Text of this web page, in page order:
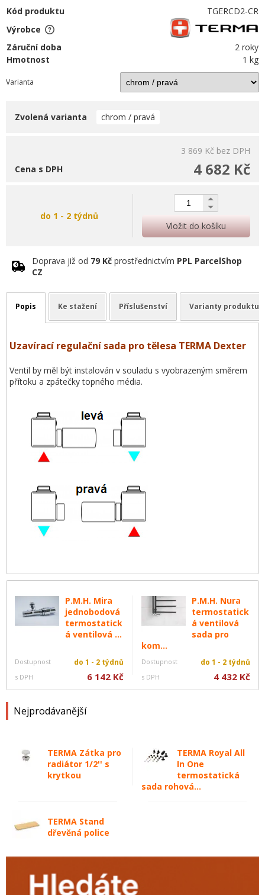
P.M.H. Mira
jednobodová
termostatick
á ventilová ...
Dostupnost do 1 - 2 týdnů
s DPH 6 142 Kč
P.M.H. Nura
termostatick
á ventilová
sada pro
kom...
Dostupnost do 1 - 2 týdnů
s DPH 4 432 Kč
Nejprodávanější
TERMA Zátka pro
radiátor 1/2'' s
krytkou
TERMA Royal All
In One
termostatická
sada rohová...
TERMA Stand
dřevěná police
Kód produktu
TGERCD2-CR
Výrobce
Záruční doba
2 roky
Hmotnost
1 kg
Varianta
Zvolená varianta chrom / pravá
3 869 Kč bez DPH
4 682 Kč
Cena s DPH
do 1 - 2 týdnů
Vložit do košíku
Doprava již od 79 Kč prostřednictvím PPL ParcelShop
CZ
Popis Ke stažení Příslušenství Varianty produktu
Uzavírací regulační sada pro tělesa TERMA Dexter
Ventil by měl být instalován v souladu s vyobrazeným směrem
přítoku a zpátečky topného média.